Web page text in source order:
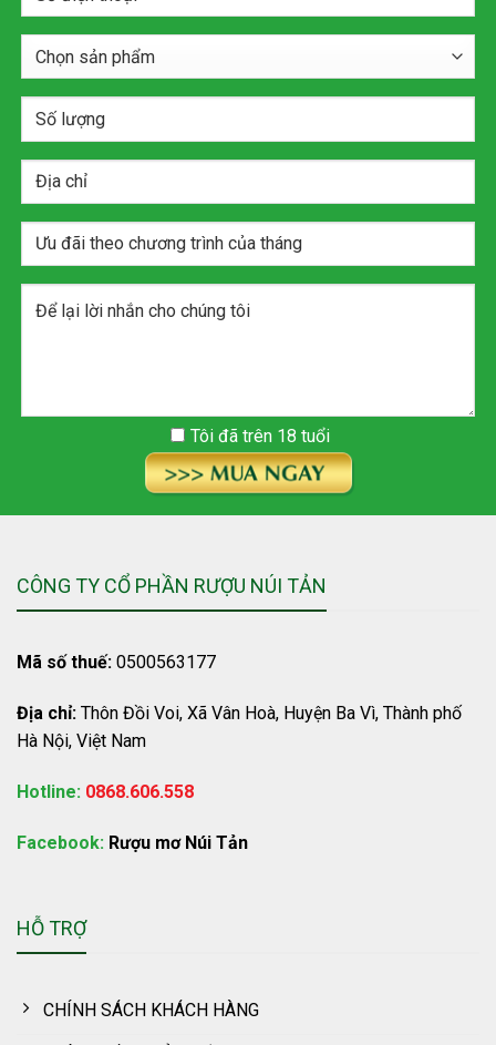
Tôi đã trên 18 tuổi
CÔNG TY CỔ PHẦN RƯỢU NÚI TẢN
Mã số thuế: 0500563177
Địa chỉ: Thôn Đồi Voi, Xã Vân Hoà, Huyện Ba Vì, Thành phố
Hà Nội, Việt Nam
Hotline: 0868.606.558
Facebook: Rượu mơ Núi Tản
HỖ TRỢ
CHÍNH SÁCH KHÁCH HÀNG